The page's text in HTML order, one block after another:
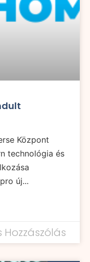
Központ
technológia és
új...
Hozzászólás